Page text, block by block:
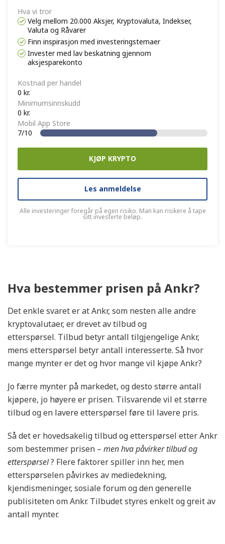
Hva vi tror
Velg mellom 20.000 Aksjer, Kryptovaluta, Indekser,
Valuta og Råvarer
Finn inspirasjon med investeringstemaer
Invester med lav beskatning gjennom
aksjesparekonto
Kostnad per handel
0 kr.
Minimumsinnskudd
0 kr.
Mobil App Store
7/10
KJØP KRYPTO
Les anmeldelse
Alle investeringer foregår på egen risiko. Man kan risikere å tape
sitt investerte beløp.
Hva bestemmer prisen på Ankr?
Det enkle svaret er at Ankr, som nesten alle andre
kryptovalutaer, er drevet av tilbud og
etterspørsel. Tilbud betyr antall tilgjengelige Ankr,
mens etterspørsel betyr antall interesserte. Så hvor
mange mynter er det og hvor mange vil kjøpe Ankr?
Jo færre mynter på markedet, og desto større antall
kjøpere, jo høyere er prisen. Tilsvarende vil et større
tilbud og en lavere etterspørsel føre til lavere pris.
Så det er hovedsakelig tilbud og etterspørsel etter Ankr
som bestemmer prisen – men hva påvirker tilbud og
etterspørsel? Flere faktorer spiller inn her, men
etterspørselen påvirkes av mediedekning,
kjendismeninger, sosiale forum og den generelle
publisiteten om Ankr. Tilbudet styres enkelt og greit av
antall mynter.